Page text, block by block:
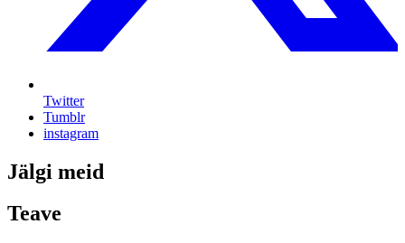
Twitter
Tumblr
instagram
Jälgi meid
Teave